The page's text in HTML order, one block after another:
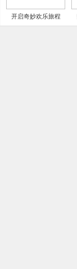
开启奇妙欢乐旅程